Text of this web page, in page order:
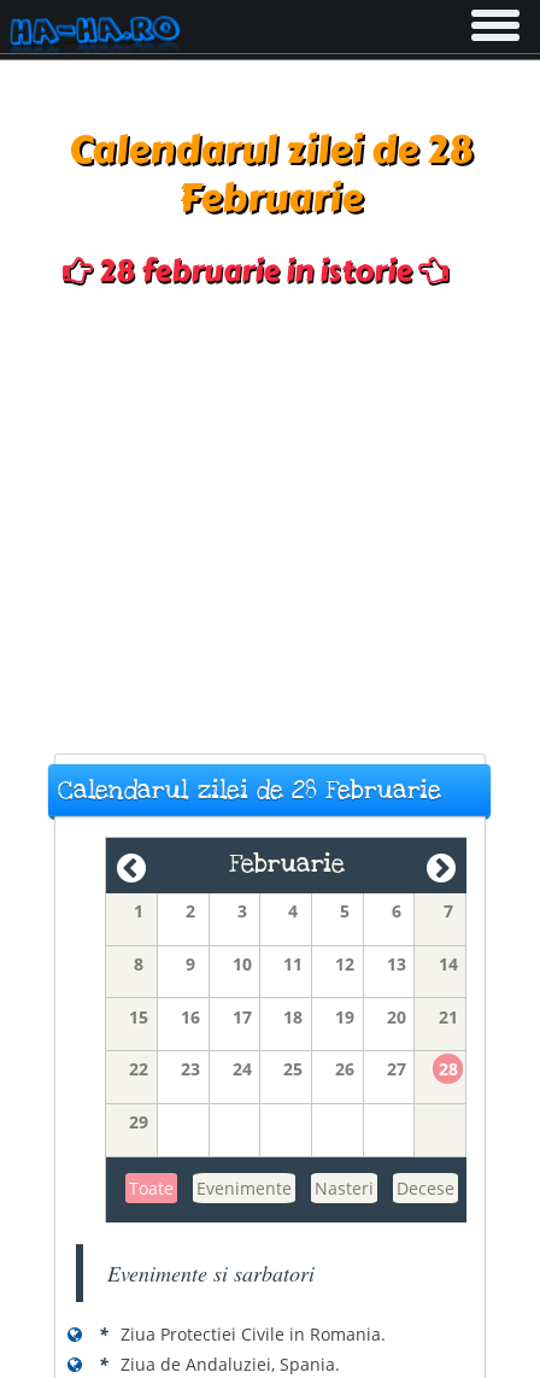
Toggle
Calendarul zilei de 28
Februarie
28 februarie in istorie
Calendarul zilei de 28 Februarie
Februarie
1 2 3 4 5 6 7
8 9 10 11 12 13 14
15 16 17 18 19 20 21
22 23 24 25 26 27 28
29
Toate Evenimente Nasteri Decese
Evenimente si sarbatori
* Ziua Protectiei Civile in Romania.
* Ziua de Andaluziei, Spania.